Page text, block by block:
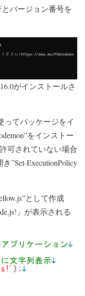
とバージョン番号を
がインストールさ
ってパッケージをイ
をインストー
可されていない場合
”Set-ExecutionPolicy
として作成
」が表示される